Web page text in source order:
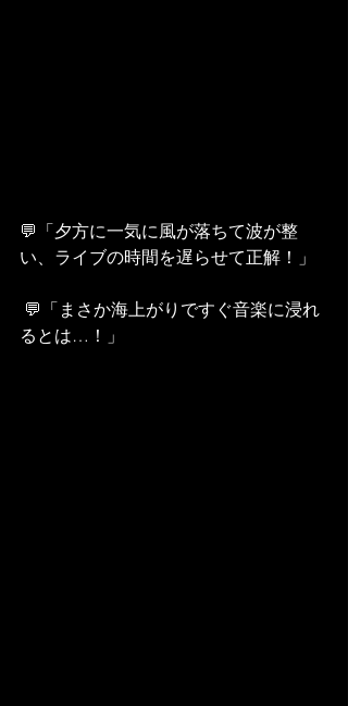
💬「夕方に一気に風が落ちて波が整
い、ライブの時間を遅らせて正解！」
るとは…！」